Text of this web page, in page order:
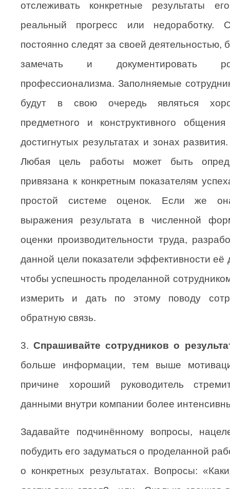
отслеживать конкретные результаты
реальный прогресс или недоработку.
постоянно следят за своей деятельностью,
замечать и документировать
профессионализма. Заполняемые
будут в свою очередь являться
предметного и конструктивного
достигнутых результатах и зонах
Любая цель работы может быть
привязана к конкретным показателям
простой системе оценок. Если же
выражения результата в численной
оценки производительности труда,
данной цели показатели эффективности её
чтобы успешность проделанной
измерить и дать по этому поводу
обратную связь.
3.Спрашивайте сотрудников о
больше информации, тем выше
причине хороший руководитель
данными внутри компании более
Задавайте подчинённому вопросы,
побудить его задуматься о проделанной
о конкретных результатах. Вопросы: